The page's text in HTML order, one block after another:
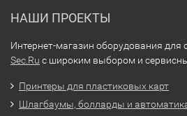
НАШИ ПРОЕКТЫ
Интернет-магазин оборудования для
Sec.Ru с широким выбором и
Принтеры для пластиковых карт
Шлагбаумы, болларды и